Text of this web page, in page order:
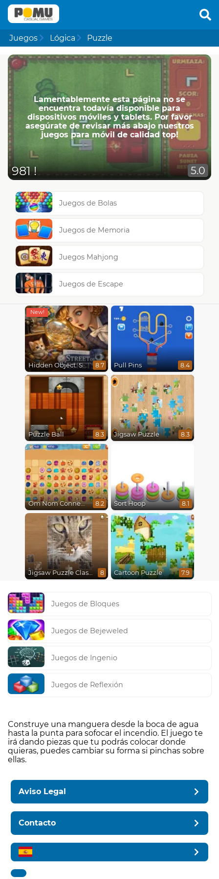
Juegos Lógica Puzzle
Lamentablemente esta página no se
encuentra todavía disponible para
dispositivos móviles y tablets. Por favor
asegúrate de revisar más abajo nuestros
juegos para móvil de calidad top!
981 ! 5.0
Juegos de Bolas
Juegos de Memoria
Juegos Mahjong
Juegos de Escape
Hidden Object: Street Of Secrets 8.7 Pull Pins 8.4
Puzzle Ball 8.3 Jigsaw Puzzle 8.3
Om Nom Connect Classic 8.2 Sort Hoop 8.1
Jigsaw Puzzle Classic 8 Cartoon Puzzle 7.9
Juegos de Bloques
Juegos de Bejeweled
Juegos de Ingenio
Juegos de Reflexión
Construye una manguera desde la boca de agua
hasta la punta para sofocar el incendio. El juego te
irá dando piezas que tu podrás colocar donde
quieras, puedes cambiar su forma si pinchas sobre
ellas.
Aviso Legal
Contacto